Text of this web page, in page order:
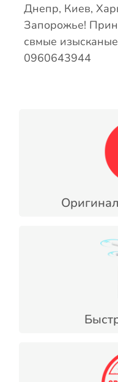
Днепр, Киев,
Запорожье!
свмые
0960643944